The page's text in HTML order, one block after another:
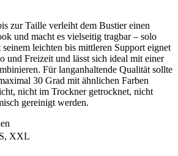
zur Taille verleiht dem Bustier einen
und macht es vielseitig tragbar – solo
leichten bis mittleren Support eignet
und Freizeit und lässt sich ideal mit einer
Für langanhaltende Qualität sollte
30 Grad mit ähnlichen Farben
nicht im Trockner getrocknet, nicht
gereinigt werden.
, XXL